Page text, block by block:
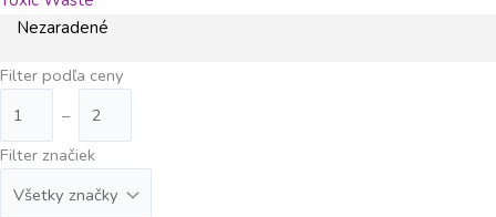
Nezaradené
Filter podľa ceny
–
Filter značiek